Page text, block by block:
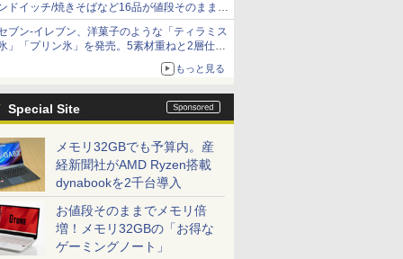
ドイッチ/焼きそばなど16品が値段そのままで
リュームアップ
ブン-イレブン、洋菓子のような「ティラミス
」「プリン氷」を発売。5素材重ねと2層仕立
もっと見る
Special Site
メモリ32GBでも予算内。産
経新聞社がAMD Ryzen搭載
dynabookを2千台導入
お値段そのままでメモリ倍
増！メモリ32GBの「お得な
ゲーミングノート」